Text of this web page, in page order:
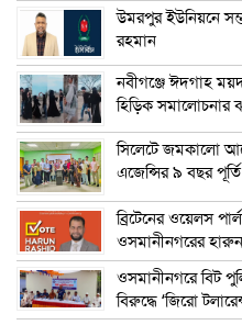
উমরপুর ইউনিয়নে
রহমান
নবীগঞ্জে ঈদগাহ
হিড়িক সমালোচনার
সিলেটে জমকালো
এজেন্সির ৯ বছর
ব্রিটেনের ওয়েলস
ওসমানীনগরের
ওসমানীনগরে বিট
বিরুদ্ধে ‘জিরো